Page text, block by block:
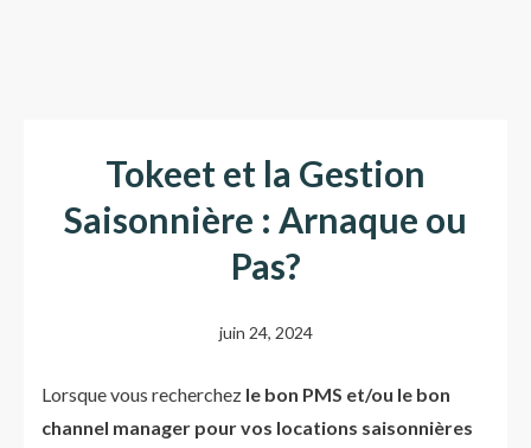
Tokeet et la Gestion
Saisonnière : Arnaque ou
Pas?
juin 24, 2024
Lorsque vous recherchez le bon PMS et/ou le bon
channel manager pour vos locations saisonnières